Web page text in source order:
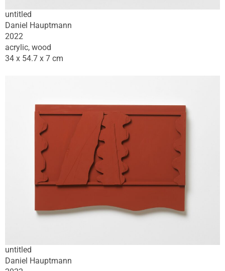
untitled
Daniel Hauptmann
2022
acrylic, wood
34 x 54.7 x 7 cm
untitled
Daniel Hauptmann